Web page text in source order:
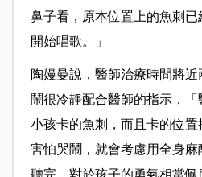
鼻子看，原本位置上的魚刺
開始唱歌。」
陶嫚曼說，醫師治療時間將
鬧很冷靜配合醫師的指示，
小孩卡的魚刺，而且卡的位
害怕哭鬧，就會考慮用全身